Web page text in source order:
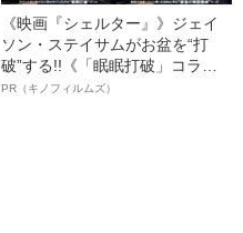
《映画『シェルター』》ジェイ
ソン・ステイサムがお盆を“打
破”する!!《「眠眠打破」コラ
ボ》
PR（キノフィルムズ）